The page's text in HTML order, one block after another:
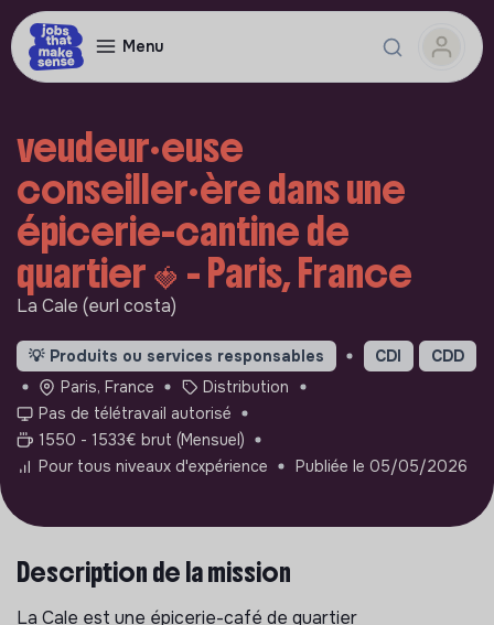
Menu
veudeur·euse
conseiller·ère dans une
épicerie-cantine de
quartier 🍓​ - Paris, France
La Cale (eurl costa)
💡 Produits ou services responsables CDI
CDD
Paris, France
Distribution
Pas de télétravail autorisé
1550 - 1533€ brut (Mensuel)
Pour tous niveaux d'expérience
Publiée le 05/05/2026
Description de la mission
La Cale est une épicerie-café de quartier